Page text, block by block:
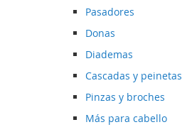
Pasadores
Donas
Diademas
Cascadas y peinetas
Pinzas y broches
Más para cabello